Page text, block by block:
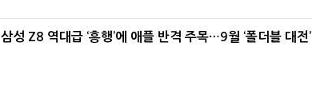
삼성 Z8 역대급 ‘흥행’에 애플 반격 주목…9월 ‘폴더블 대전’